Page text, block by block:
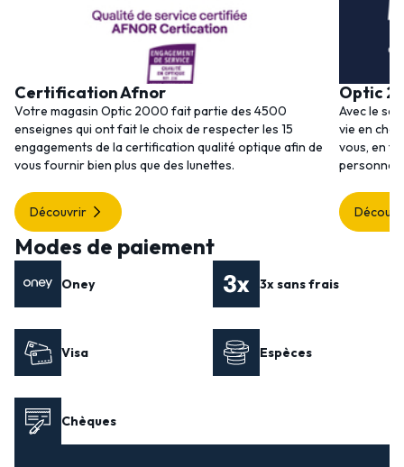
Certification Afnor
Votre magasin Optic 2000 fait partie des 4500
enseignes qui ont fait le choix de respecter les 15
engagements de la certification qualité optique afin de
vous fournir bien plus que des lunettes.
Découvrir
Optic
Avec le
vie en
vous, en
Modes de paiement
Oney 3x sans frais
Visa Espèces
Chèques